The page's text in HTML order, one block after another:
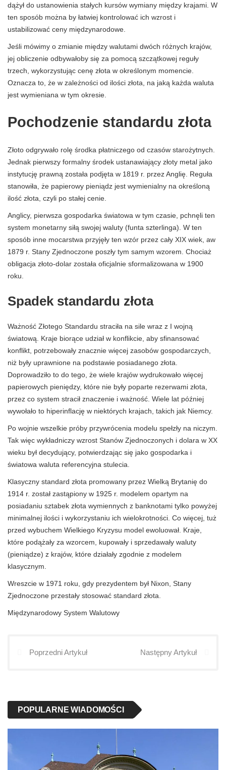
dążył do ustanowienia stałych kursów wymiany między krajami. W
ten sposób można by łatwiej kontrolować ich wzrost i
ustabilizować ceny międzynarodowe.
Jeśli mówimy o zmianie między walutami dwóch różnych krajów,
jej obliczenie odbywałoby się za pomocą szczątkowej reguły
trzech, wykorzystując cenę złota w określonym momencie.
Oznacza to, że w zależności od ilości złota, na jaką każda waluta
jest wymieniana w tym okresie.
Pochodzenie standardu złota
Złoto odgrywało rolę środka płatniczego od czasów starożytnych.
Jednak pierwszy formalny środek ustanawiający złoty metal jako
instytucję prawną została podjęta w 1819 r. przez Anglię. Reguła
stanowiła, że ​​papierowy pieniądz jest wymienialny na określoną
ilość złota, czyli po stałej cenie.
Anglicy, pierwsza gospodarka światowa w tym czasie, pchnęli ten
system monetarny siłą swojej waluty (funta szterlinga). W ten
sposób inne mocarstwa przyjęły ten wzór przez cały XIX wiek, aw
1879 r. Stany Zjednoczone poszły tym samym wzorem. Chociaż
obligacja złoto-dolar została oficjalnie sformalizowana w 1900
roku.
Spadek standardu złota
Ważność Złotego Standardu straciła na sile wraz z I wojną
światową. Kraje biorące udział w konflikcie, aby sfinansować
konflikt, potrzebowały znacznie więcej zasobów gospodarczych,
niż były uprawnione na podstawie posiadanego złota.
Doprowadziło to do tego, że wiele krajów wydrukowało więcej
papierowych pieniędzy, które nie były poparte rezerwami złota,
przez co system stracił znaczenie i ważność. Wiele lat później
wywołało to hiperinflację w niektórych krajach, takich jak Niemcy.
Po wojnie wszelkie próby przywrócenia modelu spełzły na niczym.
Tak więc wykładniczy wzrost Stanów Zjednoczonych i dolara w XX
wieku był decydujący, potwierdzając się jako gospodarka i
światowa waluta referencyjna stulecia.
Klasyczny standard złota promowany przez Wielką Brytanię do
1914 r. został zastąpiony w 1925 r. modelem opartym na
posiadaniu sztabek złota wymiennych z banknotami tylko powyżej
minimalnej ilości i wykorzystaniu ich wielokrotności. Co więcej, tuż
przed wybuchem Wielkiego Kryzysu model ewoluował. Kraje,
które podążały za wzorcem, kupowały i sprzedawały waluty
(pieniądze) z krajów, które działały zgodnie z modelem
klasycznym.
Wreszcie w 1971 roku, gdy prezydentem był Nixon, Stany
Zjednoczone przestały stosować standard złota.
Międzynarodowy System Walutowy
Poprzedni Artykuł Następny Artykuł
POPULARNE WIADOMOŚCI